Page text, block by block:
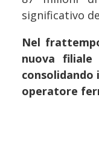
significativo
Nel
nuova
consolidando
operatore